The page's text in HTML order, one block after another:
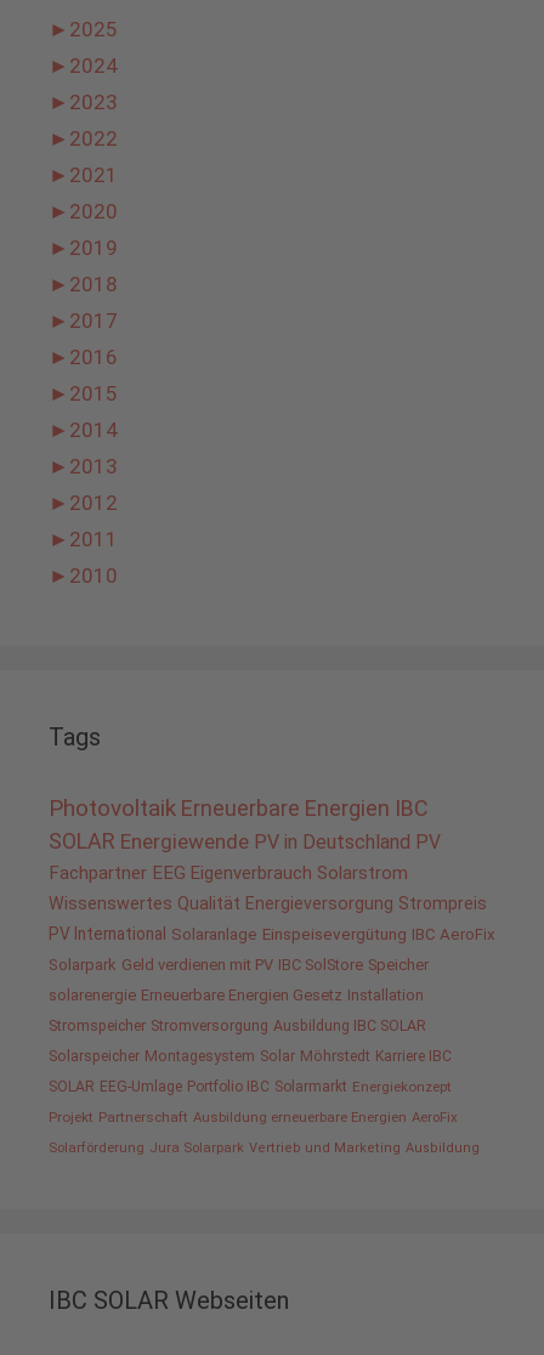
► 2025
► 2024
► 2023
► 2022
► 2021
► 2020
► 2019
► 2018
► 2017
► 2016
► 2015
► 2014
► 2013
► 2012
► 2011
► 2010
Tags
Photovoltaik Erneuerbare Energien IBC
SOLAR Energiewende PV in Deutschland PV
Fachpartner EEG Eigenverbrauch Solarstrom
Wissenswertes Qualität Energieversorgung Strompreis
PV International Solaranlage Einspeisevergütung IBC AeroFix
Solarpark Geld verdienen mit PV IBC SolStore Speicher
solarenergie Erneuerbare Energien Gesetz Installation
Stromspeicher Stromversorgung Ausbildung IBC SOLAR
Solarspeicher Montagesystem Solar Möhrstedt Karriere IBC
SOLAR EEG-Umlage Portfolio IBC Solarmarkt Energiekonzept
Projekt Partnerschaft Ausbildung erneuerbare Energien AeroFix
Solarförderung Jura Solarpark Vertrieb und Marketing Ausbildung
IBC SOLAR Webseiten